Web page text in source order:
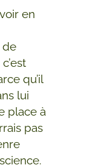
en
de
qu’il
lui
place à
pas